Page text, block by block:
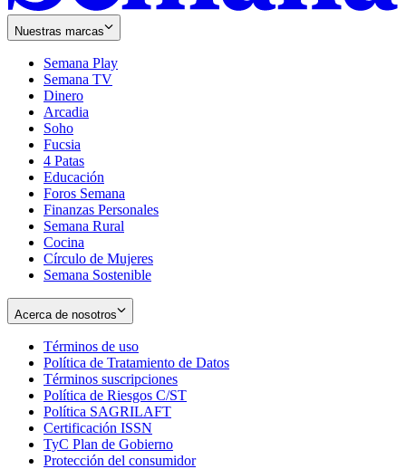
Nuestras marcas
Semana Play
Semana TV
Dinero
Arcadia
Soho
in
new
window
Fucsia
in
new
window
4 Patas
Educación
Foros Semana
Finanzas Personales
Semana Rural
Cocina
Círculo de Mujeres
Semana Sostenible
Acerca de nosotros
Términos de uso
in
new
window
Política de Tratamiento de Datos
Términos suscripciones
in
Política de Riesgos C/ST
Política SAGRILAFT
new
window
Certificación ISSN
in
new
TyC Plan de Gobierno
in
Protección del consumidorOpens